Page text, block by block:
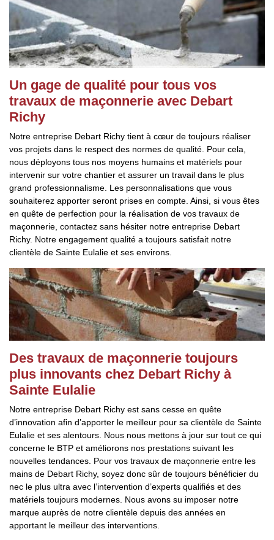
Un gage de qualité pour tous vos
travaux de maçonnerie avec Debart
Richy
Notre entreprise Debart Richy tient à cœur de toujours réaliser
vos projets dans le respect des normes de qualité. Pour cela,
nous déployons tous nos moyens humains et matériels pour
intervenir sur votre chantier et assurer un travail dans le plus
grand professionnalisme. Les personnalisations que vous
souhaiterez apporter seront prises en compte. Ainsi, si vous êtes
en quête de perfection pour la réalisation de vos travaux de
maçonnerie, contactez sans hésiter notre entreprise Debart
Richy. Notre engagement qualité a toujours satisfait notre
clientèle de Sainte Eulalie et ses environs.
Des travaux de maçonnerie toujours
plus innovants chez Debart Richy à
Sainte Eulalie
Notre entreprise Debart Richy est sans cesse en quête
d’innovation afin d’apporter le meilleur pour sa clientèle de Sainte
Eulalie et ses alentours. Nous nous mettons à jour sur tout ce qui
concerne le BTP et améliorons nos prestations suivant les
nouvelles tendances. Pour vos travaux de maçonnerie entre les
mains de Debart Richy, soyez donc sûr de toujours bénéficier du
nec le plus ultra avec l’intervention d’experts qualifiés et des
matériels toujours modernes. Nous avons su imposer notre
marque auprès de notre clientèle depuis des années en
apportant le meilleur des interventions.